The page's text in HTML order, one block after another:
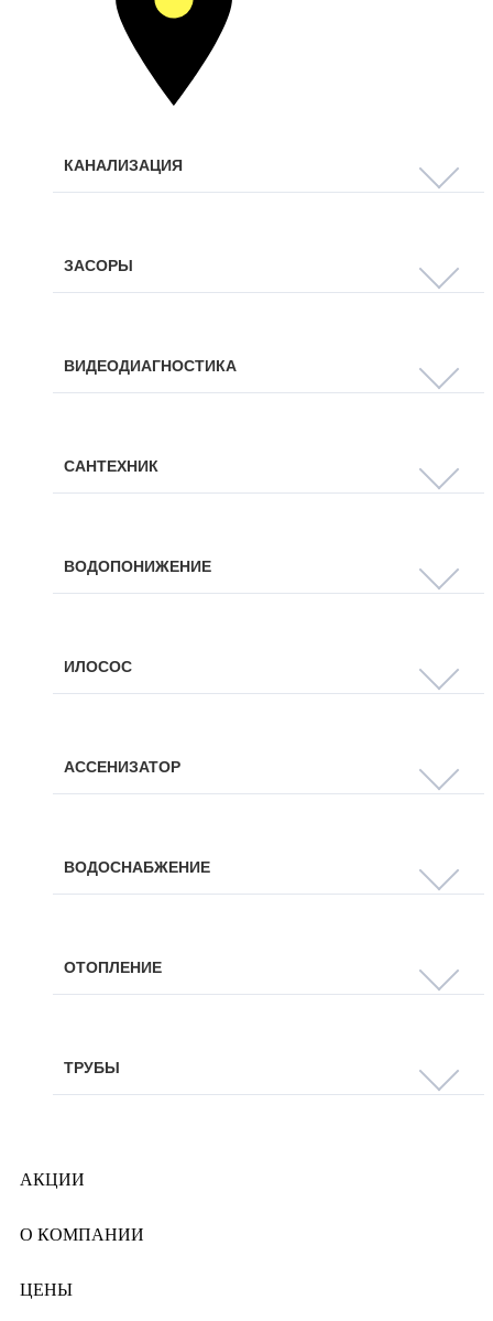
КАНАЛИЗАЦИЯ
ЗАСОРЫ
ВИДЕОДИАГНОСТИКА
САНТЕХНИК
ВОДОПОНИЖЕНИЕ
ИЛОСОС
АССЕНИЗАТОР
ВОДОСНАБЖЕНИЕ
ОТОПЛЕНИЕ
ТРУБЫ
АКЦИИ
О КОМПАНИИ
ЦЕНЫ